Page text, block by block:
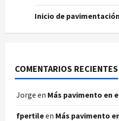
Inicio de
COMENTARIOS RECIENTES
Jorge en Más pavimento en
fpertileen Más pavimento